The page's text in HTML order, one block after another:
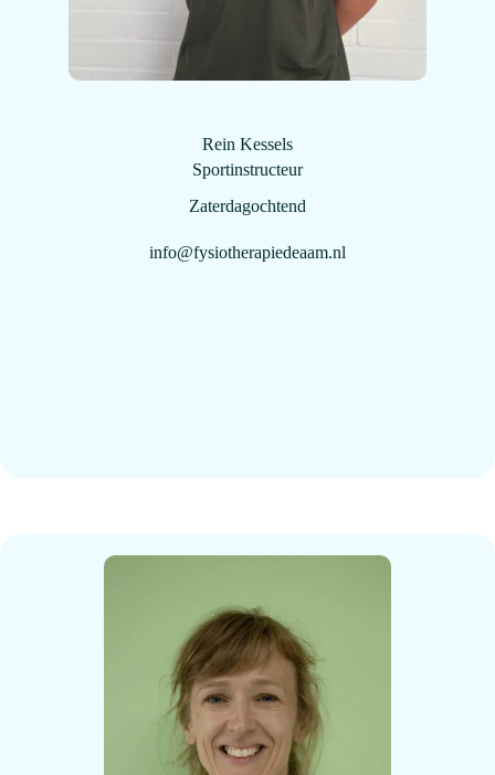
Rein Kessels
Sportinstructeur
Zaterdagochtend
info@fysiotherapiedeaam.nl